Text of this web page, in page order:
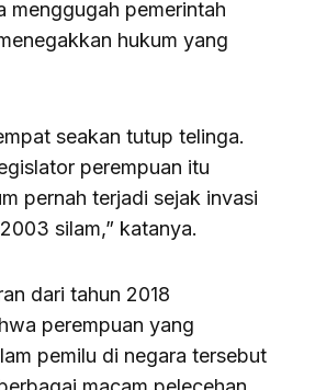
menggugah pemerintah
hukum yang
seakan tutup telinga.
perempuan itu
pernah terjadi sejak invasi
silam,” katanya.
dari tahun 2018
perempuan yang
pemilu di negara tersebut